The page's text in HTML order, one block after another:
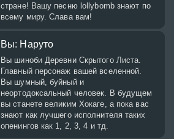
стране! Вашу песню lollybomb знают по
всему миру. Слава вам!
Вы: Наруто
Вы шиноби Деревни Скрытого Листа.
Главный персонаж вашей вселенной.
Вы шумный, буйный и
неортодоксальный человек. В будущем
вы станете великим Хокаге, а пока вас
знают как лучшего исполнителя таких
опенингов как 1, 2, 3, 4 и тд.